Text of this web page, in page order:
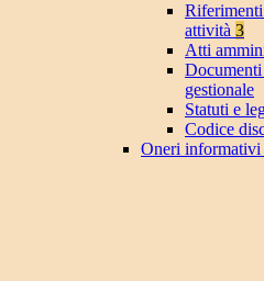
attività 3
Atti
gestionale
Statuti e
Codice
Oneri informativi